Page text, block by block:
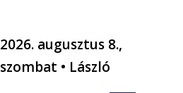
2026. augusztus 8.,
szombat • László